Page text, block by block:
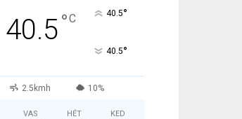
40.5°C 40.5°
40.5°
2.5kmh 10%
VAS HÉT KED